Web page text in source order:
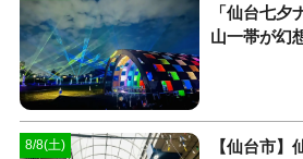
「仙台七夕
山一帯が幻
8/8(土)
【仙台市】